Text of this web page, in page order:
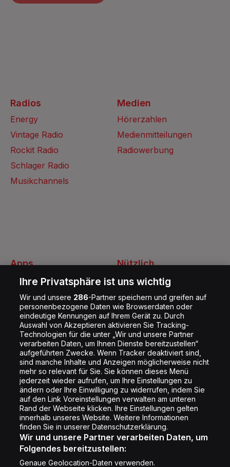
Folge uns
Radios
Energy
Vintage Radio
Rockit Radio
Schlager Radio
Musikchannels
Nützlich
Kontakt
Jobs
Shop
Impressum
Rechtliches
Datenschutz
Cookie Liste
Cookie Einstellung
Apps
Energy Radio App
Medien
Hörerzahlen
Medienmitteilungen
Radiowerbung
Ihre Privatsphäre ist uns wichtig
Wir und unsere 286-Partner speichern und greifen auf
personenbezogene Daten wie Browserdaten oder
eindeutige Kennungen auf Ihrem Gerät zu. Durch
Auswahl von Akzeptieren aktivieren Sie Tracking-
Technologien für die unter „Wir und unsere Partner
verarbeiten Daten, um Ihnen Dienste bereitzustellen“
aufgeführten Zwecke. Wenn Tracker deaktiviert sind,
sind manche Inhalte und Anzeigen möglicherweise nicht
mehr so relevant für Sie. Sie können dieses Menü
jederzeit wieder aufrufen, um Ihre Einstellungen zu
ändern oder Ihre Einwilligung zu widerrufen, indem Sie
auf den Link Voreinstellungen verwalten am unteren
Rand der Webseite klicken. Ihre Einstellungen gelten
innerhalb unseres Website. Weitere Informationen
finden Sie in unserer Datenschutzerklärung.
Wir und unsere Partner verarbeiten Daten, um
Folgendes bereitzustellen:
Genaue Geolocation-Daten verwenden.